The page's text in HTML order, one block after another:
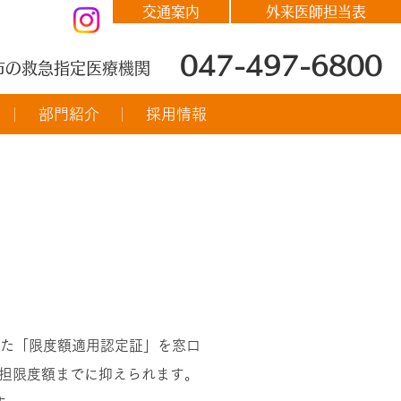
交通案内 外来医師担当表
救急指定医療機関 047-497-6800
部門紹介 採用情報
「限度額適用認定証」を窓口
限度額までに抑えられます。